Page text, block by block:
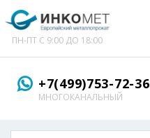
ПН-ПТ С 9:00 ДО 18:00
+7(499)753-72-36
МНОГОКАНАЛЬНЫЙ